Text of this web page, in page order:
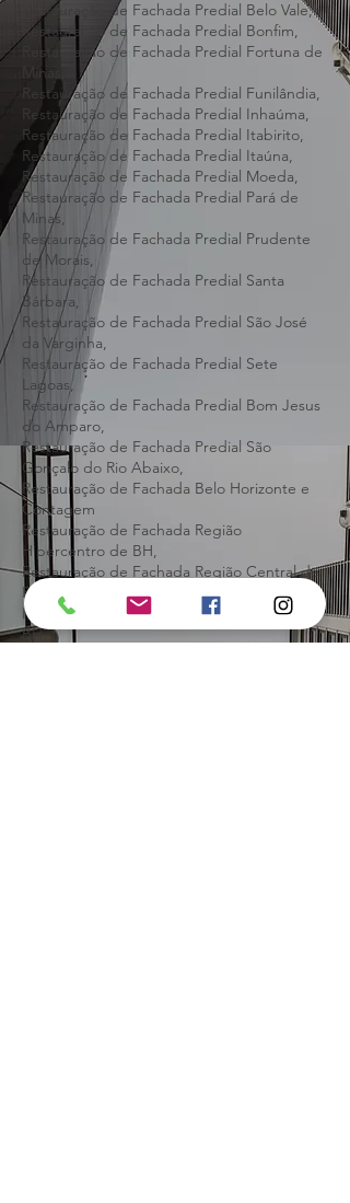
Restauração de Fachada Predial Barão de
Cocais,
Restauração de Fachada Predial Belo Vale,
Restauração de Fachada Predial Bonfim,
Restauração de Fachada Predial Fortuna de
Minas,
Restauração de Fachada Predial Funilândia,
Restauração de Fachada Predial Inhaúma,
Restauração de Fachada Predial Itabirito,
Restauração de Fachada Predial Itaúna,
Restauração de Fachada Predial Moeda,
Restauração de Fachada Predial Pará de
Minas,
Restauração de Fachada Predial Prudente
de Morais,
Restauração de Fachada Predial Santa
Bárbara,
Restauração de Fachada Predial São José
da Varginha,
Restauração de Fachada Predial Sete
Lagoas,
Restauração de Fachada Predial Bom Jesus
do Amparo,
Restauração de Fachada Predial São
Gonçalo do Rio Abaixo,
Restauração de Fachada Belo Horizonte e
Contagem
Restauração de Fachada Região
Hipercentro de BH,
Restauração de Fachada Região Central de
BH,